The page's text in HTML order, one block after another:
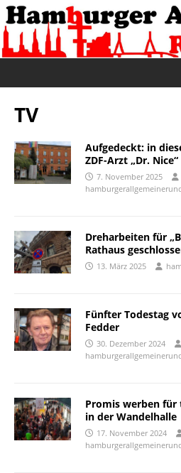
TV
Aufgedeckt: in
ZDF-Arzt „Dr. Nice“
7. November 2025
Dreharbeiten für
Rathaus
13. März 2025
Fünfter Todestag
Fedder
30. Dezember 2024
Promis werben
in der Wandelhalle
17. November 2024